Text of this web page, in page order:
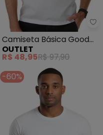
- Camiseta
Camiseta Básica Good
Peoples (Branco)
OUTLET
R$ 48,95R$ 97,90
-60%